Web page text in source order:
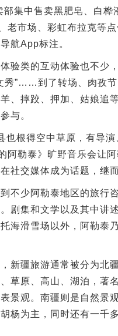
集中售卖黑肥皂、白桦
老市场、彩虹布拉克等
航App标注。
类的互动体验也不少，
秀”……到了转场、肉孜
、摔跤、押加、姑娘追
与。
根得空中草原，有导演
阿勒泰》旷野音乐会让
社交媒体成为话题，继
少阿勒泰地区的旅行
剧集和文学以及其中讲
海滑雪场以外，阿勒泰
疆旅游通常被分为北疆
草原、高山、湖泊，著
景观。南疆则是自然景
杨为主，同时还有一千